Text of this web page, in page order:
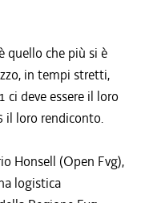
quello che più si è
in tempi stretti,
ci deve essere il loro
il loro rendiconto.
Honsell (Open Fvg),
logistica